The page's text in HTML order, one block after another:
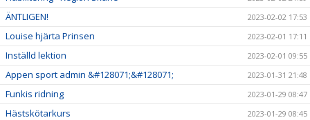
ÄNTLIGEN! 2023-02-02 17:53
Louise hjärta Prinsen 2023-02-01 17:11
Inställd lektion 2023-02-01 09:55
Appen sport admin &#128071;&#128071; 2023-01-31 21:48
Funkis ridning 2023-01-29 08:47
Hästskötarkurs
2023-01-29 08:45